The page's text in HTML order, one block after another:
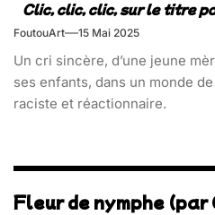
FoutouArt 15 Mai 2025
Un cri sincère, d’une jeune
ses enfants, dans un monde
raciste et réactionnaire.
Fleur de nymphe (par